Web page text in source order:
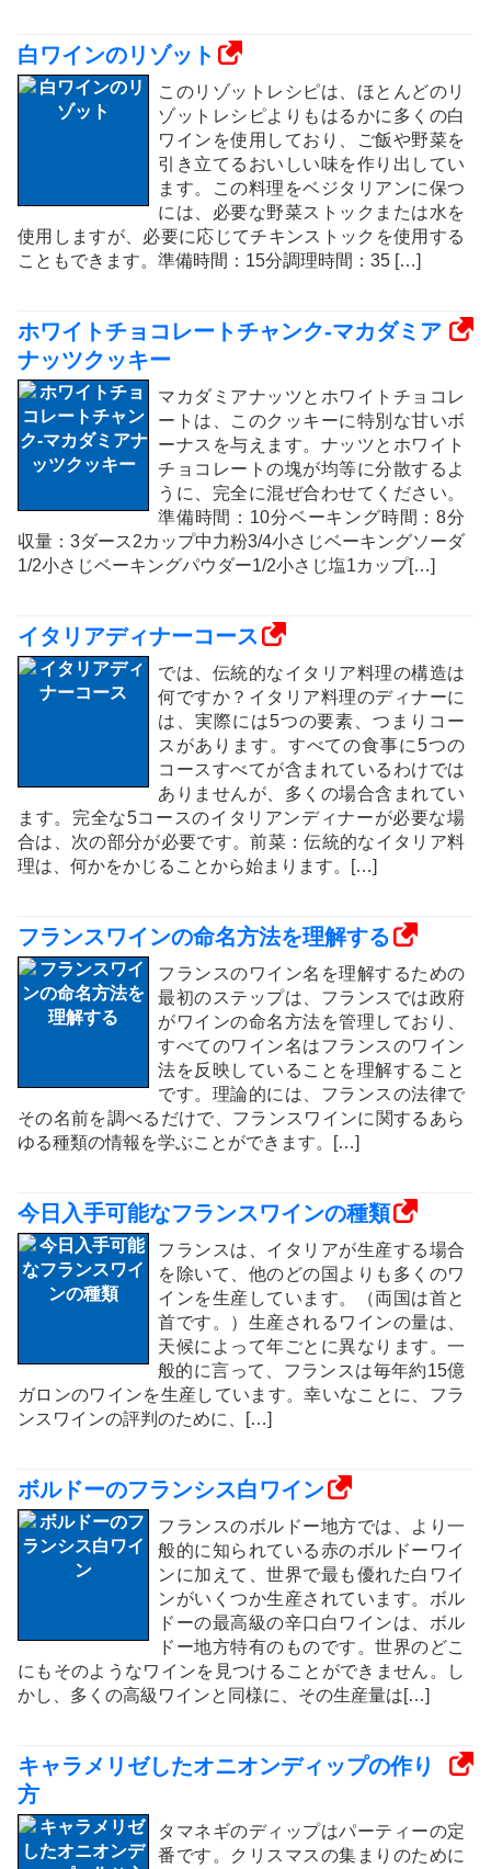
白ワインのリゾット
このリゾットレシピは、ほとんどのリ
ゾットレシピよりもはるかに多くの白
ワインを使用しており、ご飯や野菜を
引き立てるおいしい味を作り出してい
ます。この料理をベジタリアンに保つ
には、必要な野菜ストックまたは水を
使用しますが、必要に応じてチキンストックを使用する
こともできます。準備時間：15分調理時間：35 […]
ホワイトチョコレートチャンク-マカダミア
ナッツクッキー
マカダミアナッツとホワイトチョコレ
ートは、このクッキーに特別な甘いボ
ーナスを与えます。ナッツとホワイト
チョコレートの塊が均等に分散するよ
うに、完全に混ぜ合わせてください。
準備時間：10分ベーキング時間：8分
収量：3ダース2カップ中力粉3/4小さじベーキングソーダ
1/2小さじベーキングパウダー1/2小さじ塩1カップ[…]
イタリアディナーコース
では、伝統的なイタリア料理の構造は
何ですか？イタリア料理のディナーに
は、実際には5つの要素、つまりコー
スがあります。すべての食事に5つの
コースすべてが含まれているわけでは
ありませんが、多くの場合含まれてい
ます。完全な5コースのイタリアンディナーが必要な場
合は、次の部分が必要です。前菜：伝統的なイタリア料
理は、何かをかじることから始まります。[…]
フランスワインの命名方法を理解する
フランスのワイン名を理解するための
最初のステップは、フランスでは政府
がワインの命名方法を管理しており、
すべてのワイン名はフランスのワイン
法を反映していることを理解すること
です。理論的には、フランスの法律で
その名前を調べるだけで、フランスワインに関するあら
ゆる種類の情報を学ぶことができます。[…]
今日入手可能なフランスワインの種類
フランスは、イタリアが生産する場合
を除いて、他のどの国よりも多くのワ
インを生産しています。（両国は首と
首です。）生産されるワインの量は、
天候によって年ごとに異なります。一
般的に言って、フランスは毎年約15億
ガロンのワインを生産しています。幸いなことに、フラ
ンスワインの評判のために、[…]
ボルドーのフランシス白ワイン
フランスのボルドー地方では、より一
般的に知られている赤のボルドーワイ
ンに加えて、世界で最も優れた白ワイ
ンがいくつか生産されています。ボル
ドーの最高級の辛口白ワインは、ボル
ドー地方特有のものです。世界のどこ
にもそのようなワインを見つけることができません。し
かし、多くの高級ワインと同様に、その生産量は[…]
キャラメリゼしたオニオンディップの作り
方
タマネギのディップはパーティーの定
番です。クリスマスの集まりのために